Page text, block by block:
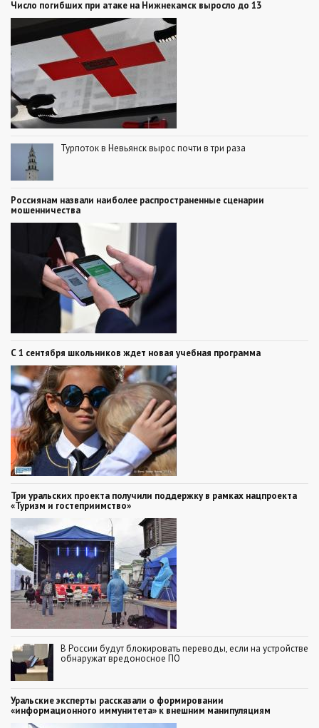
Число погибших при атаке на Нижнекамск выросло до 13
Турпоток в Невьянск вырос почти в три раза
Россиянам назвали наиболее распространенные сценарии
мошенничества
С 1 сентября школьников ждет новая учебная программа
Три уральских проекта получили поддержку в рамках нацпроекта
«Туризм и гостеприимство»
В России будут блокировать переводы, если на устройстве
обнаружат вредоносное ПО
Уральские эксперты рассказали о формировании
«информационного иммунитета» к внешним манипуляциям